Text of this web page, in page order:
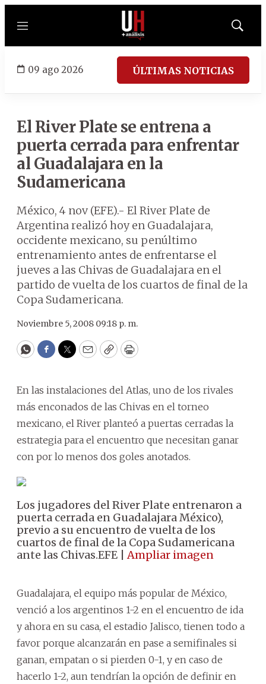
Menú
Mostrar
09 ago 2026 ÚLTIMAS NOTICIAS
El River Plate se entrena a
puerta cerrada para enfrentar
al Guadalajara en la
Sudamericana
México, 4 nov (EFE).- El River Plate de
Argentina realizó hoy en Guadalajara,
occidente mexicano, su penúltimo
entrenamiento antes de enfrentarse el
jueves a las Chivas de Guadalajara en el
partido de vuelta de los cuartos de final de la
Copa Sudamericana.
Noviembre 5, 2008 09:18 p. m.
WhatsApp
Facebook
Twitter
EmailCopyPrint
En las instalaciones del Atlas, uno de los rivales
más enconados de las Chivas en el torneo
mexicano, el River planteó a puertas cerradas la
estrategia para el encuentro que necesitan ganar
con por lo menos dos goles anotados.
Los jugadores del River Plate entrenaron a
puerta cerrada en Guadalajara México),
previo a su encuentro de vuelta de los
cuartos de final de la Copa Sudamericana
ante las Chivas.EFE |Ampliar imagen
Guadalajara, el equipo más popular de México,
venció a los argentinos 1-2 en el encuentro de ida
y ahora en su casa, el estadio Jalisco, tienen todo a
favor porque alcanzarán en pase a semifinales si
ganan, empatan o si pierden 0-1, y en caso de
hacerlo 1-2, aun tendrían la opción de definir en